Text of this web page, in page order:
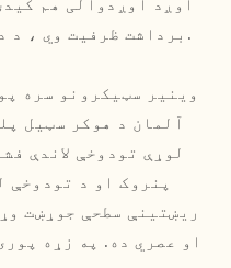
اوږد اوږدوالی هم
برداشت ظرفیت وي ، د دروند فشار څخه ویره نلري.
آلمان د هوکر سټیل
لوړې تودوخې لاندې
پنروک او د تودوخې
ریښتینې سطحې جوړښت
او عصري ده. په زړه